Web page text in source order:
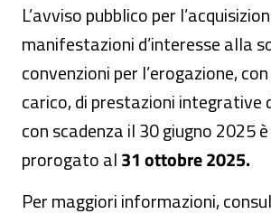
L’avviso pubblico per
manifestazioni d’interesse alla
convenzioni per l’erogazione,
carico, di prestazioni integrative
con scadenza il 30 giugno 2025
prorogato al31 ottobre 2025.
Per maggiori informazioni,